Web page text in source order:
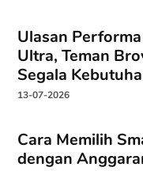
Ulasan
Ultra, Teman
Segala
13-07-2026
Cara Memilih
dengan